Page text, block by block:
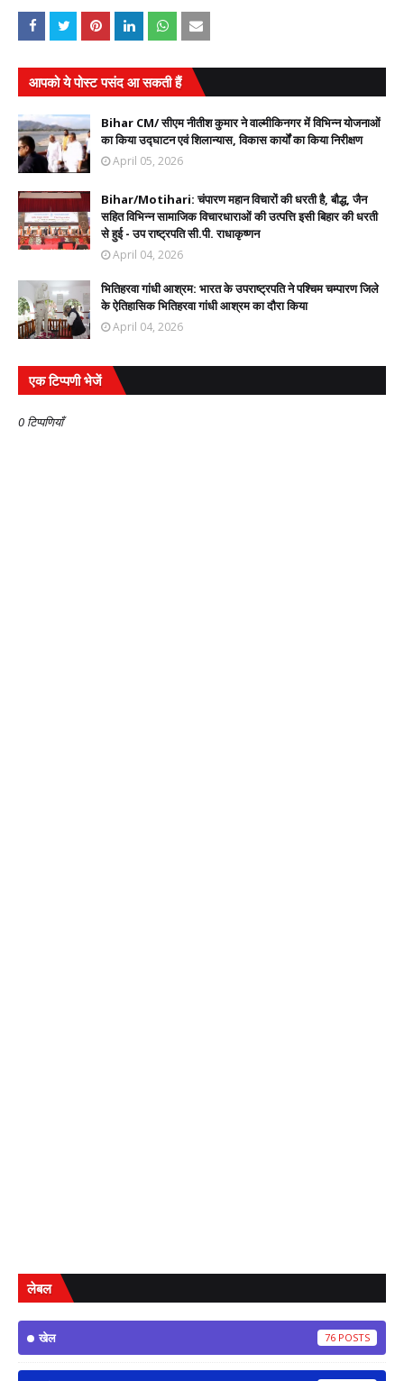
आपको ये पोस्ट पसंद आ सकती हैं
Bihar CM/ सीएम नीतीश कुमार ने वाल्मीकिनगर में विभिन्न योजनाओं
का किया उद्घाटन एवं शिलान्यास, विकास कार्यों का किया निरीक्षण
April 05, 2026
Bihar/Motihari: चंपारण महान विचारों की धरती है, बौद्ध, जैन
सहित विभिन्न सामाजिक विचारधाराओं की उत्पत्ति इसी बिहार की धरती
से हुई - उप राष्ट्रपति सी.पी. राधाकृष्णन
April 04, 2026
भितिहरवा गांधी आश्रम: भारत के उपराष्ट्रपति ने पश्चिम चम्पारण जिले
के ऐतिहासिक भितिहरवा गांधी आश्रम का दौरा किया
April 04, 2026
एक टिप्पणी भेजें
0 टिप्पणियाँ
लेबल
खेल 76